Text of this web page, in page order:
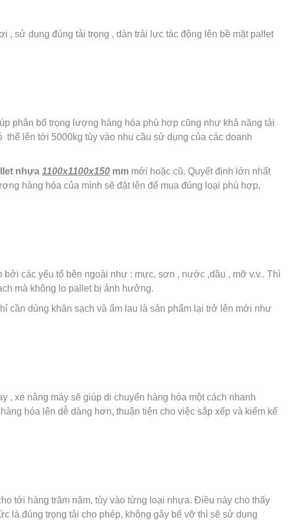
, sử dụng đúng tải trọng , dàn trải lực tác động lên bề mặt pallet
phân bố trọng lượng hàng hóa phù hợp cũng như khả năng tải
lên tới 5000kg tùy vào nhu cầu sử dụng của các doanh
nhựa1100x1100x150 mm mới hoặc cũ. Quyết định lớn nhất
hàng hóa của mình sẽ đặt lên để mua đúng loại phù hợp,
các yếu tố bên ngoài như : mực, sơn , nước ,dầu , mỡ v.v.. Thì
mà không lo pallet bị ảnh hưởng.
cần dùng khăn sạch và ẩm lau là sản phẩm lại trở lên mới như
xe nâng máy sẽ giúp di chuyển hàng hóa một cách nhanh
hóa lên dễ dàng hơn, thuận tiện cho việc sắp xếp và kiểm kế
tới hàng trăm năm, tùy vào từng loại nhựa. Điều này cho thấy
là đúng trọng tải cho phép, không gây bể vỡ thì sẽ sử dụng